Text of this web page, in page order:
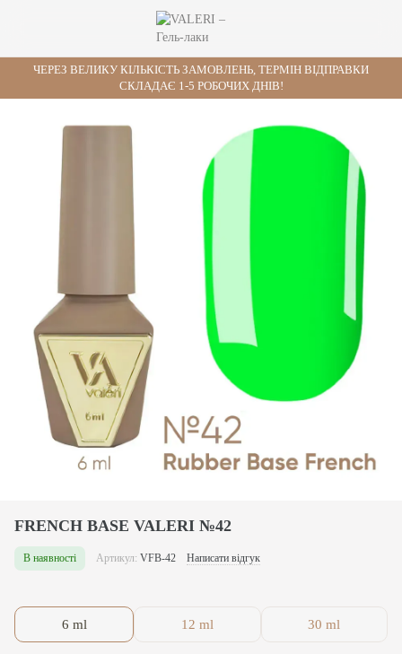
ЧЕРЕЗ ВЕЛИКУ КІЛЬКІСТЬ ЗАМОВЛЕНЬ, ТЕРМІН ВІДПРАВКИ
СКЛАДАЄ 1-5 РОБОЧИХ ДНІВ!
FRENCH BASE VALERI №42
В наявності Артикул: VFB-42 Написати відгук
6 ml 12 ml 30 ml